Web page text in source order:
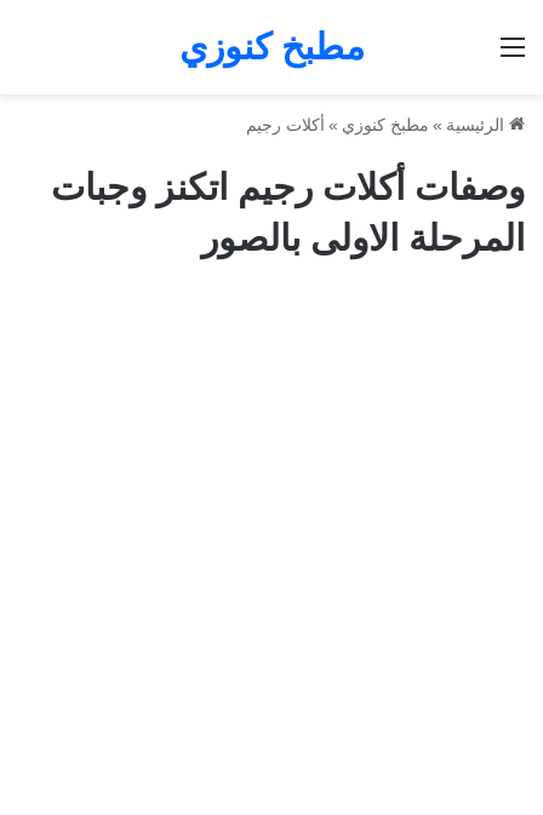
مطبخ كنوزي
الرئيسية » مطبخ كنوزي » أكلات رجيم
وصفات أكلات رجيم اتكنز وجبات
المرحلة الاولى بالصور